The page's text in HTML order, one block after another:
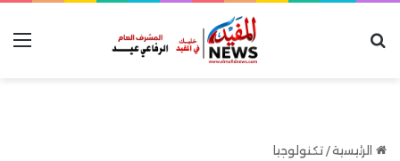
الرئيسية/ تكنولوجيا